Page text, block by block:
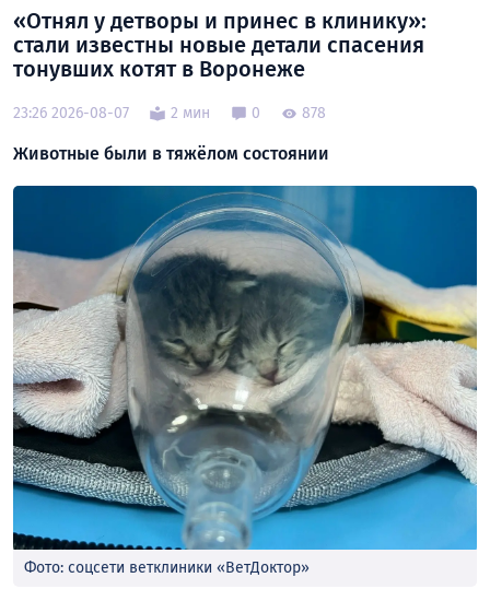
«Отнял у детворы и принес в клинику»:
стали известны новые детали спасения
тонувших котят в Воронеже
23:26 2026-08-07 2 мин 0 878
Животные были в тяжёлом состоянии
Фото: соцсети ветклиники «ВетДоктор»